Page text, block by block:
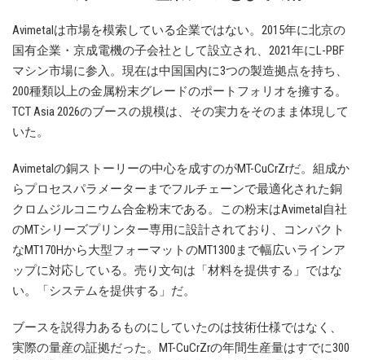
Avimetalは市場を模索している企業ではない。2015年に北京の
国有企業・京成電機の子会社として設立され、2021年にL-PBF
マシン市場に参入。現在は中国国内に3つの製造拠点を持ち、
200種類以上の金属粉末グレードのポートフォリオを擁する。
TCT Asia 2026のブースの規模は、その実力をそのまま体現して
いた。
Avimetalの銅ストーリーの中心を成すのがMT-CuCrZrだ。組成か
らプロセスパラメーターまでフルチェーンで最適化された銅
クロムジルコニウム合金粉末である。この粉末はAvimetal自社
のMTシリーズプリンター専用に設計されており、コンパクト
なMT170Hから大型フォーマットのMT1300まで幅広いラインア
ップに対応している。売り文句は「材料を提供する」ではな
い。「システムを提供する」だ。
ブースを説得力あるものにしていたのは技術仕様ではなく、
実際の量産の証拠だった。MT-CuCrZrの年間生産量はすでに300